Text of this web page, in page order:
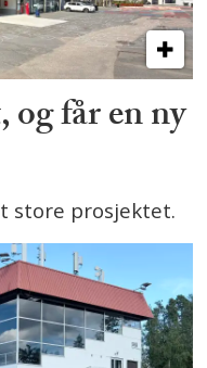
får en ny
store prosjektet.